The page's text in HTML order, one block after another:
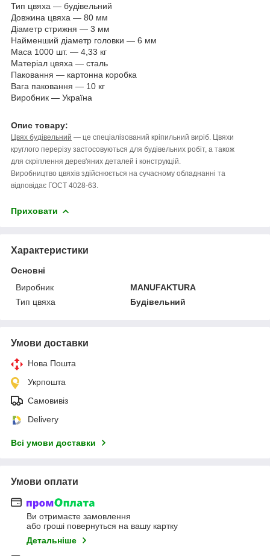
Тип цвяха — будівельний
Довжина цвяха — 80 мм
Діаметр стрижня — 3 мм
Найменший діаметр головки — 6 мм
Маса 1000 шт. — 4,33 кг
Матеріал цвяха — сталь
Паковання — картонна коробка
Вага паковання — 10 кг
Виробник — Україна
Опис товару:
Цвях будівельний — це спеціалізований кріпильний виріб. Цвяхи
круглого перерізу застосовуються для будівельних робіт, а також
для скріплення дерев'яних деталей і конструкцій.
Виробництво цвяхів здійснюється на сучасному обладнанні та
відповідає ГОСТ 4028-63.
Приховати
Характеристики
Основні
Виробник
MANUFAKTURA
Тип цвяха
Будівельний
Умови доставки
Нова Пошта
Укрпошта
Самовивіз
Delivery
Всі умови доставки
Умови оплати
Ви отримаєте замовлення
або гроші повернуться на вашу картку
Детальніше